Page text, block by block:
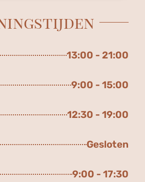
13:00 - 21:00
9:00 - 15:00
12:30 - 19:00
Gesloten
9:00 - 17:30